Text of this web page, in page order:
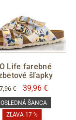
Life farebné
šľapky
€ 39,96 €
ŠANCA
ZĽAVA 17 %